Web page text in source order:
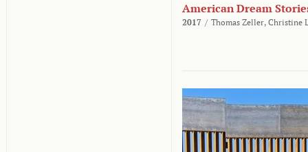
American Dream
2017 / Thomas Zeller, Christine